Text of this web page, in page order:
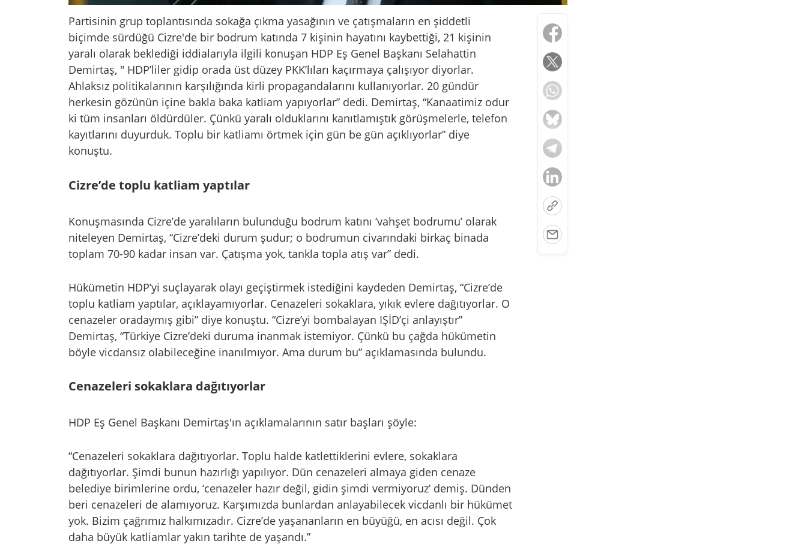
Partisinin grup toplantısında sokağa çıkma yasağının ve çatışmaların en şiddetli
biçimde sürdüğü Cizre'de bir bodrum katında 7 kişinin hayatını kaybettiği, 21 kişinin
yaralı olarak beklediği iddialarıyla ilgili konuşan HDP Eş Genel Başkanı Selahattin
Demirtaş, " HDP’liler gidip orada üst düzey PKK’lıları kaçırmaya çalışıyor diyorlar.
Ahlaksız politikalarının karşılığında kirli propagandalarını kullanıyorlar. 20 gündür
herkesin gözünün içine bakla baka katliam yapıyorlar” dedi. Demirtaş, “Kanaatimiz odur
ki tüm insanları öldürdüler. Çünkü yaralı olduklarını kanıtlamıştık görüşmelerle, telefon
kayıtlarını duyurduk. Toplu bir katliamı örtmek için gün be gün açıklıyorlar” diye
konuştu.
Cizre’de toplu katliam yaptılar
Konuşmasında Cizre’de yaralıların bulunduğu bodrum katını ‘vahşet bodrumu’ olarak
niteleyen Demirtaş, “Cizre’deki durum şudur; o bodrumun civarındaki birkaç binada
toplam 70-90 kadar insan var. Çatışma yok, tankla topla atış var” dedi.
Hükümetin HDP’yi suçlayarak olayı geçiştirmek istediğini kaydeden Demirtaş, “Cizre’de
toplu katliam yaptılar, açıklayamıyorlar. Cenazeleri sokaklara, yıkık evlere dağıtıyorlar. O
cenazeler oradaymış gibi” diye konuştu. “Cizre’yi bombalayan IŞİD’çi anlayıştır”
Demirtaş, “Türkiye Cizre’deki duruma inanmak istemiyor. Çünkü bu çağda hükümetin
böyle vicdansız olabileceğine inanılmıyor. Ama durum bu” açıklamasında bulundu.
Cenazeleri sokaklara dağıtıyorlar
HDP Eş Genel Başkanı Demirtaş'ın açıklamalarının satır başları şöyle:
“Cenazeleri sokaklara dağıtıyorlar. Toplu halde katlettiklerini evlere, sokaklara
dağıtıyorlar. Şimdi bunun hazırlığı yapılıyor. Dün cenazeleri almaya giden cenaze
belediye birimlerine ordu, ‘cenazeler hazır değil, gidin şimdi vermiyoruz’ demiş. Dünden
beri cenazeleri de alamıyoruz. Karşımızda bunlardan anlayabilecek vicdanlı bir hükümet
yok. Bizim çağrımız halkımızadır. Cizre’de yaşananların en büyüğü, en acısı değil. Çok
daha büyük katliamlar yakın tarihte de yaşandı.”